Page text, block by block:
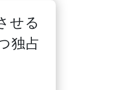
せる
独占